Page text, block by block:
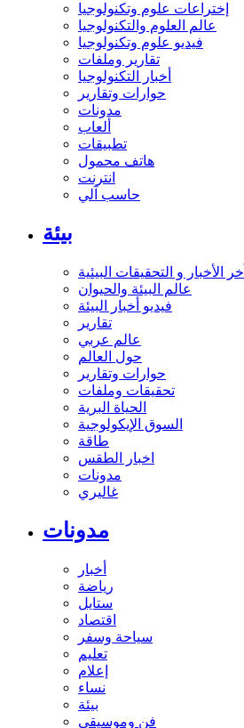
إختراعات علوم وتكنولوجيا
عالم العلوم والتكنولوجيا
فيديو علوم وتكنولوجيا
تقارير وملفات
أخبار التكنولوجيا
حوارات وتقارير
مدونات
ألعاب
تطبيقات
هاتف محمول
انترنت
حاسب آلي
بيئة
آخر الأخبار و التحقيقات البيئية
عالم البيئة والحيوان
فيديو أخبار البيئة
تقارير
عالم عربي
حول العالم
حوارات وتقارير
تحقيقات وملفات
الحياة البرية
السوق الإيكولوجية
طاقة
اخبار الطقس
مدونات
غاليري
مدونات
أخبار
رياضة
ستايل
اقتصاد
سياحة وسفر
تعليم
إعلام
نساء
بيئة
فن وموسيقى